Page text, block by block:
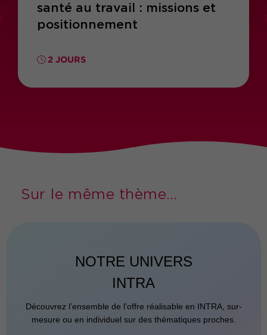
santé au travail : missions et
positionnement
2 JOURS
Sur le même thème...
NOTRE UNIVERS
INTRA
Découvrez l’ensemble de l’offre réalisable en INTRA, sur-
mesure ou en individuel sur des thématiques proches.